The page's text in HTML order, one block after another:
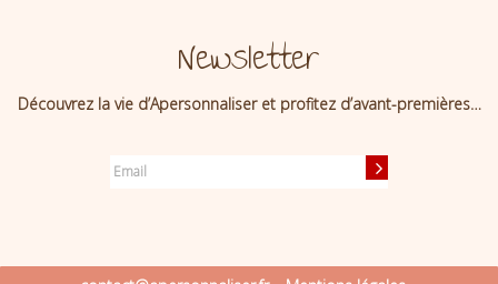
Newsletter
Découvrez la vie d’Apersonnaliser et profitez d’avant-premières…